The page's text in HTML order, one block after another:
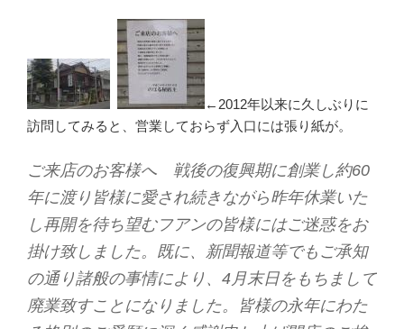
←2012年以来に久しぶりに
訪問してみると、営業しておらず入口には張り紙が。
ご来店のお客様へ 戦後の復興期に創業し約60
年に渡り皆様に愛され続きながら昨年休業いた
し再開を待ち望むフアンの皆様にはご迷惑をお
掛け致しました。既に、新聞報道等でもご承知
の通り諸般の事情により、4月末日をもちまして
廃業致すことになりました。皆様の永年にわた